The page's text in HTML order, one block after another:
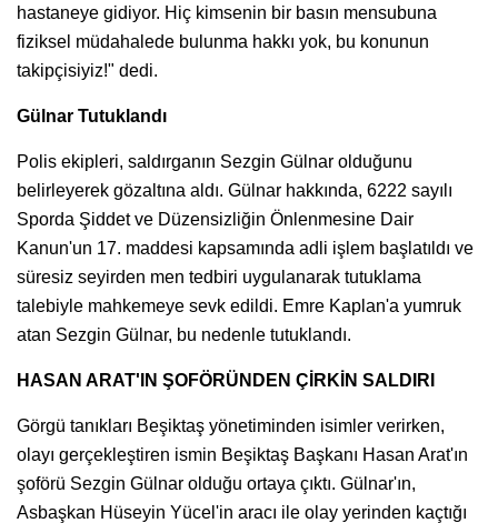
hastaneye gidiyor. Hiç kimsenin bir basın mensubuna
fiziksel müdahalede bulunma hakkı yok, bu konunun
takipçisiyiz!" dedi.
Gülnar Tutuklandı
Polis ekipleri, saldırganın Sezgin Gülnar olduğunu
belirleyerek gözaltına aldı. Gülnar hakkında, 6222 sayılı
Sporda Şiddet ve Düzensizliğin Önlenmesine Dair
Kanun'un 17. maddesi kapsamında adli işlem başlatıldı ve
süresiz seyirden men tedbiri uygulanarak tutuklama
talebiyle mahkemeye sevk edildi. Emre Kaplan'a yumruk
atan Sezgin Gülnar, bu nedenle tutuklandı.
HASAN ARAT'IN ŞOFÖRÜNDEN ÇİRKİN SALDIRI
Görgü tanıkları Beşiktaş yönetiminden isimler verirken,
olayı gerçekleştiren ismin Beşiktaş Başkanı Hasan Arat'ın
şoförü Sezgin Gülnar olduğu ortaya çıktı. Gülnar'ın,
Asbaşkan Hüseyin Yücel'in aracı ile olay yerinden kaçtığı